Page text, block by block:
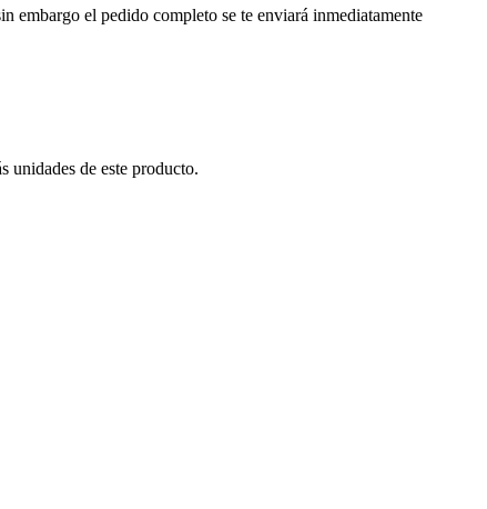
embargo el pedido completo se te enviará inmediatamente
unidades de este producto.